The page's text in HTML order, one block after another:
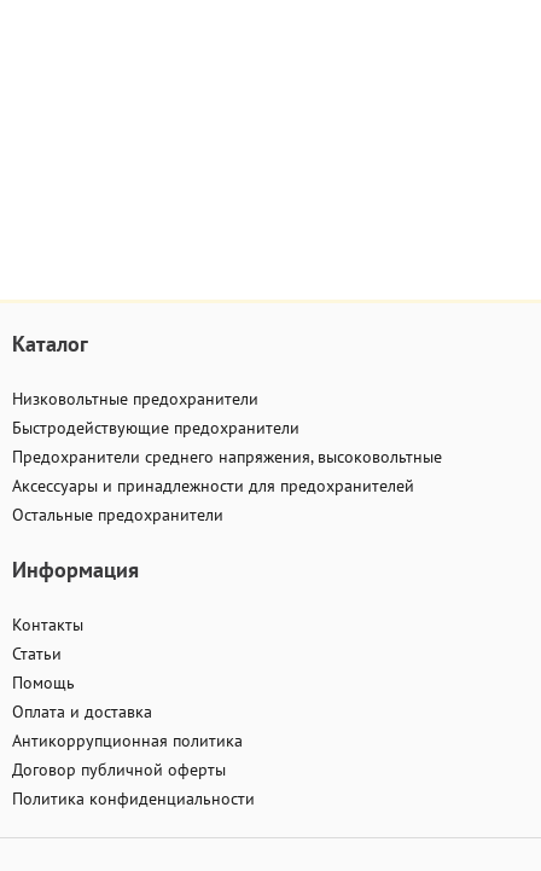
Каталог
Низковольтные предохранители
Быстродействующие предохранители
Предохранители среднего напряжения, высоковольтные
Аксессуары и принадлежности для предохранителей
Остальные предохранители
Информация
Контакты
Статьи
Помощь
Оплата и доставка
Антикоррупционная политика
Договор публичной оферты
Политика конфиденциальности